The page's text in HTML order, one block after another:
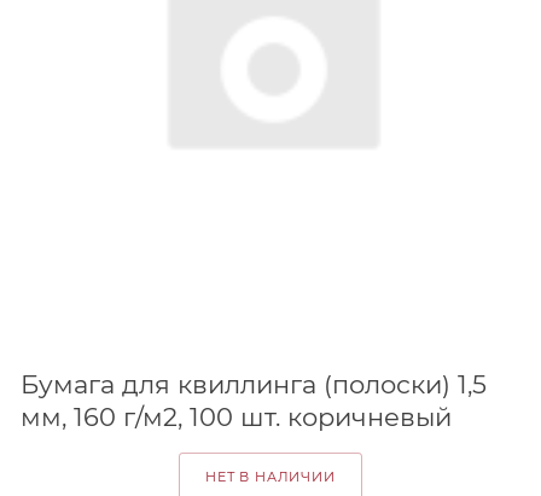
Бумага для квиллинга (полоски) 1,5
мм, 160 г/м2, 100 шт. коричневый
НЕТ В НАЛИЧИИ